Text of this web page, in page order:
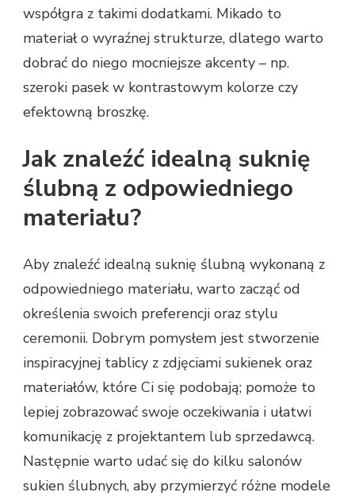
współgra z takimi dodatkami. Mikado to
materiał o wyraźnej strukturze, dlatego warto
dobrać do niego mocniejsze akcenty – np.
szeroki pasek w kontrastowym kolorze czy
efektowną broszkę.
Jak znaleźć idealną suknię
ślubną z odpowiedniego
materiału?
Aby znaleźć idealną suknię ślubną wykonaną z
odpowiedniego materiału, warto zacząć od
określenia swoich preferencji oraz stylu
ceremonii. Dobrym pomysłem jest stworzenie
inspiracyjnej tablicy z zdjęciami sukienek oraz
materiałów, które Ci się podobają; pomoże to
lepiej zobrazować swoje oczekiwania i ułatwi
komunikację z projektantem lub sprzedawcą.
Następnie warto udać się do kilku salonów
sukien ślubnych, aby przymierzyć różne modele